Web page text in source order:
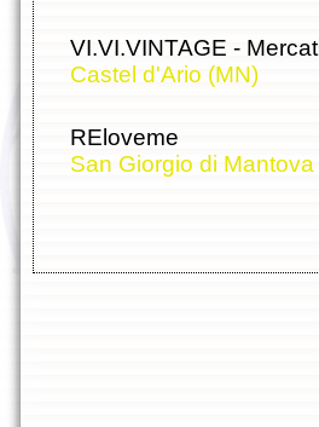
VI.VI.VINTAGE -
Castel d'Ario (MN)
REloveme
San Giorgio di Mantova